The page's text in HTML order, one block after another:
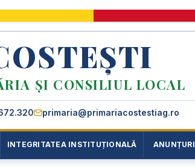
ȘI CONSILIUL LOCAL
primaria@primariacostestiag.ro
INTEGRITATEA INSTITUȚIONALĂ ANUNȚURI